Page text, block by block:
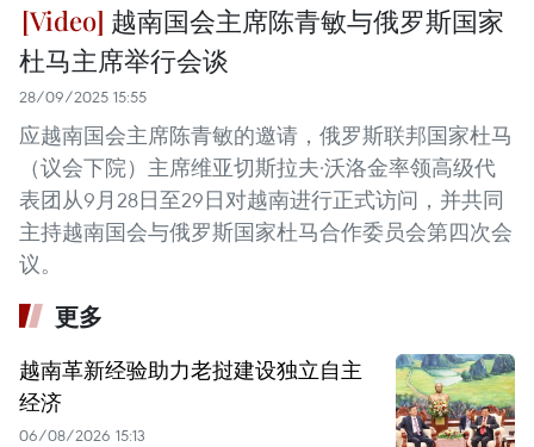
越南国会主席陈青敏与俄罗斯国家
杜马主席举行会谈
28/09/2025 15:55
应越南国会主席陈青敏的邀请，俄罗斯联邦国家杜马
（议会下院）主席维亚切斯拉夫·沃洛金率领高级代
表团从9月28日至29日对越南进行正式访问，并共同
主持越南国会与俄罗斯国家杜马合作委员会第四次会
议。
更多
越南革新经验助力老挝建设独立自主
经济
06/08/2026 15:13